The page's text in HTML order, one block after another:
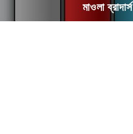
মাওলা ব্রাদার্স